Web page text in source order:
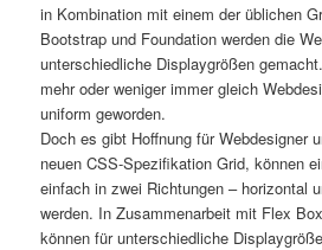
in Kombination mit einem der üblichen
Bootstrap und Foundation werden die
unterschiedliche Displaygrößen
mehr oder weniger immer gleich
uniform geworden.
Doch es gibt Hoffnung für Webdesigner
neuen CSS-Spezifikation Grid, können
einfach in zwei Richtungen – horizontal
werden. In Zusammenarbeit mit Flex
können für unterschiedliche